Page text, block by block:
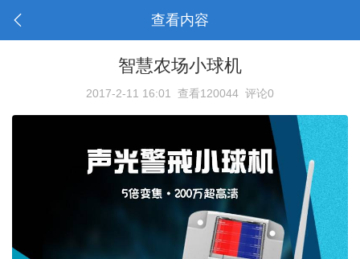
查看内容
智慧农场小球机
2017-2-11 16:01 查看120044 评论0